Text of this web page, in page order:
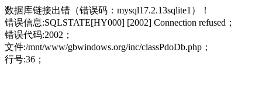
数据库链接出错（错误码：mysql17.2.13sqlite1）！
错误信息:SQLSTATE[HY000] [2002] Connection refused；
错误代码:2002；
文件:/mnt/www/gbwindows.org/inc/classPdoDb.php；
行号:36；